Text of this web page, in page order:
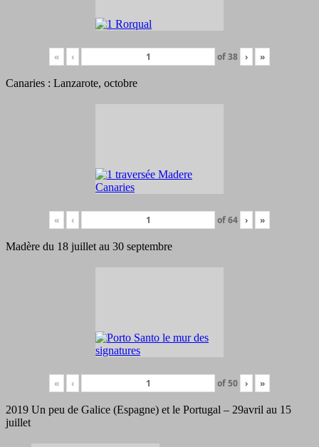
« ‹ of38 › »
Canaries : Lanzarote, octobre
« ‹ of64 › »
Madère du 18 juillet au 30 septembre
« ‹ of50 › »
2019 Un peu de Galice (Espagne) et le Portugal – 29avril au 15
juillet